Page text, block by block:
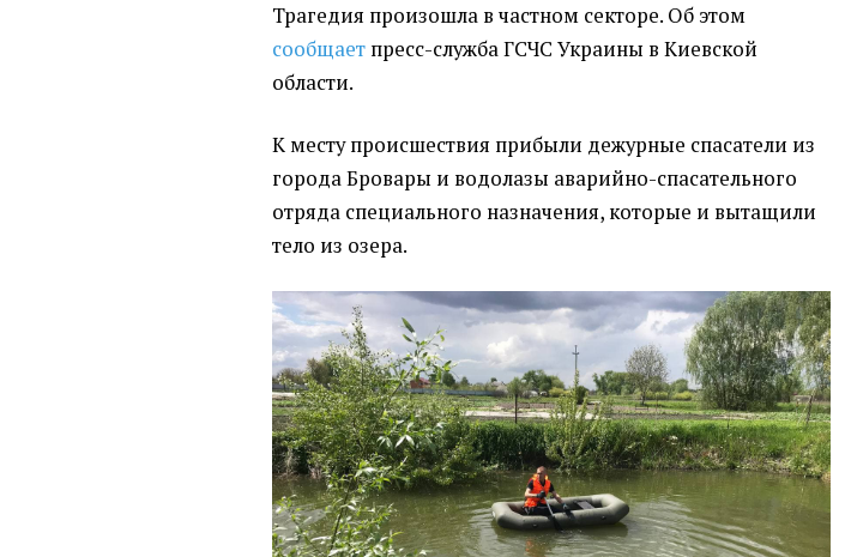
Трагедия произошла в частном секторе. Об этом
сообщает пресс-служба ГСЧС Украины в Киевской
области.
К месту происшествия прибыли дежурные спасатели из
города Бровары и водолазы аварийно-спасательного
отряда специального назначения, которые и вытащили
тело из озера.